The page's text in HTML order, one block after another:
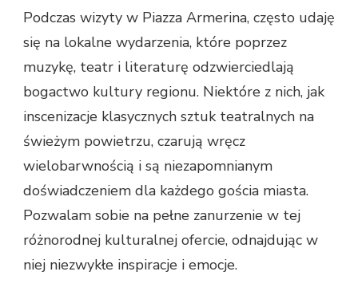
Podczas wizyty w Piazza Armerina, często udaję
się na lokalne wydarzenia, które poprzez
muzykę, teatr i literaturę odzwierciedlają
bogactwo kultury regionu. Niektóre z nich, jak
inscenizacje klasycznych sztuk teatralnych na
świeżym powietrzu, czarują wręcz
wielobarwnością i są niezapomnianym
doświadczeniem dla każdego gościa miasta.
Pozwalam sobie na pełne zanurzenie w tej
różnorodnej kulturalnej ofercie, odnajdując w
niej niezwykłe inspiracje i emocje.